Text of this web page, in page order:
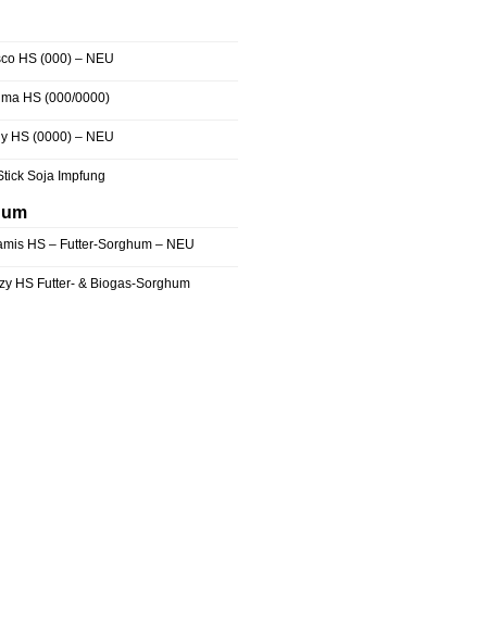
HS (000) – NEU
HS (000/0000)
HS (0000) – NEU
Soja Impfung
HS – Futter-Sorghum – NEU
HS Futter- & Biogas-Sorghum